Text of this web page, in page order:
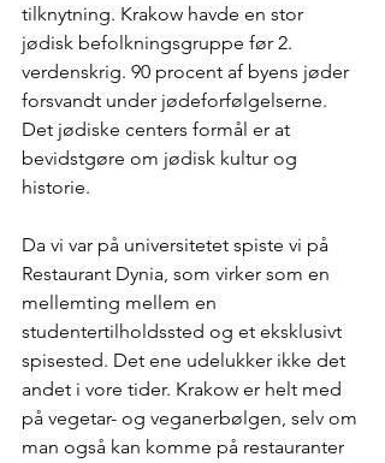
tilknytning. Krakow havde en stor
jødisk befolkningsgruppe før 2.
verdenskrig. 90 procent af byens jøder
forsvandt under jødeforfølgelserne.
Det jødiske centers formål er at
bevidstgøre om jødisk kultur og
historie.
Da vi var på universitetet spiste vi på
Restaurant Dynia, som virker som en
mellemting mellem en
studentertilholdssted og et eksklusivt
spisested. Det ene udelukker ikke det
andet i vore tider. Krakow er helt med
på vegetar- og veganerbølgen, selv om
man også kan komme på restauranter